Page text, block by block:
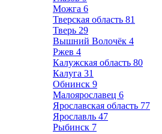
Можга 6
Тверская область 81
Тверь 29
Вышний Волочёк 4
Ржев 4
Калужская область 80
Калуга 31
Обнинск 9
Малоярославец 6
Ярославская область 77
Ярославль 47
Рыбинск 7